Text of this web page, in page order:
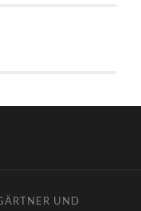
UND